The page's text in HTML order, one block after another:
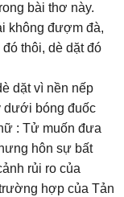
bài thơ này.
không đượm đà,
thôi, dè dặt đó
dặt vì nền nếp
dưới bóng đuốc
: Tử muốn đưa
hôn sự bất
rủi ro của
hợp của Tản